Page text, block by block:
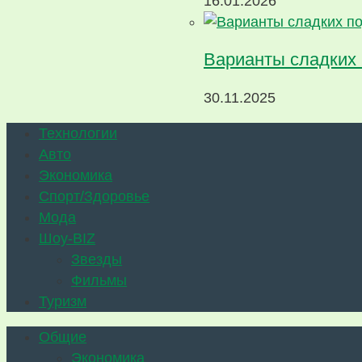
Варианты сладких
30.11.2025
Технологии
Авто
Экономика
Спорт/Здоровье
Мода
Шоу-BIZ
Звезды
Фильмы
Туризм
Общие
Экономика